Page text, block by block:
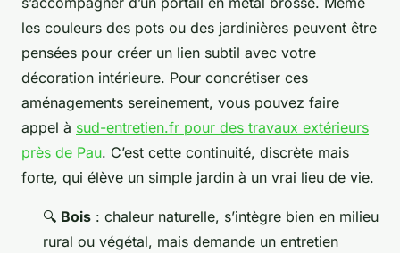
les couleurs des pots ou des jardinières peuvent être
pensées pour créer un lien subtil avec votre
décoration intérieure. Pour concrétiser ces
aménagements sereinement, vous pouvez faire
appel à sud-entretien.fr pour des travaux extérieurs
près de Pau. C’est cette continuité, discrète mais
forte, qui élève un simple jardin à un vrai lieu de vie.
🔍 Bois : chaleur naturelle, s’intègre bien en milieu
rural ou végétal, mais demande un entretien